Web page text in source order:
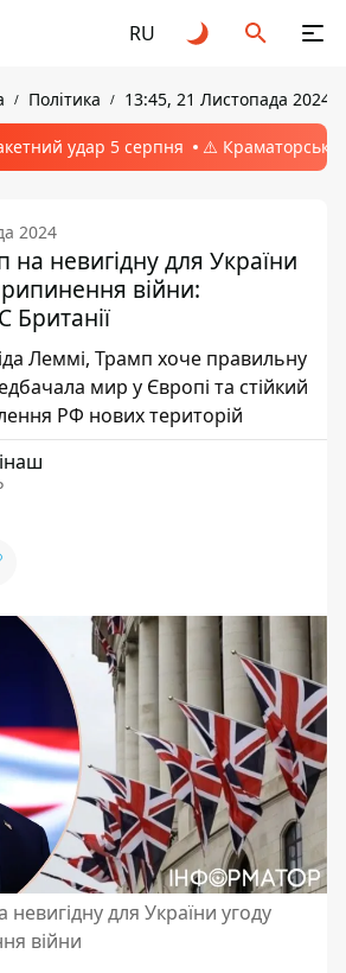
RU
Політика 13:45, 21 Листопада 2024
удар 5 серпня ⚠️ Краматорськ,
2024
на невигідну для України
війни:
Британії
Леммі, Трамп хоче правильну
мир у Європі та стійкий
РФ нових територій
невигідну для України угоду
війни